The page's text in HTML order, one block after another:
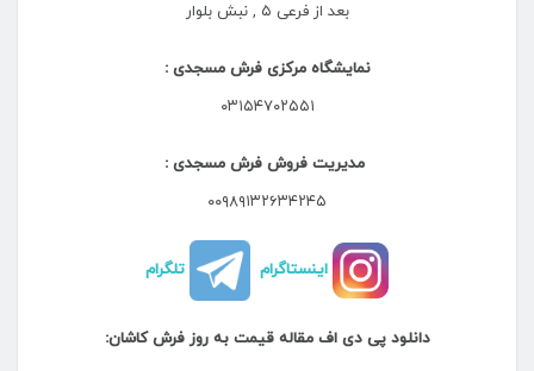
بعد از فرعی ۵ , نبش بلوار
نمایشگاه مرکزی فرش مسجدی :
۰۳۱۵۴۷۰۲۵۵۱
مدیریت فروش فرش مسجدی :
۰۰۹۸۹۱۳۲۶۳۴۲۴۵
اینستاگرام تلگرام
دانلود پی دی اف مقاله قیمت به روز فرش کاشان: